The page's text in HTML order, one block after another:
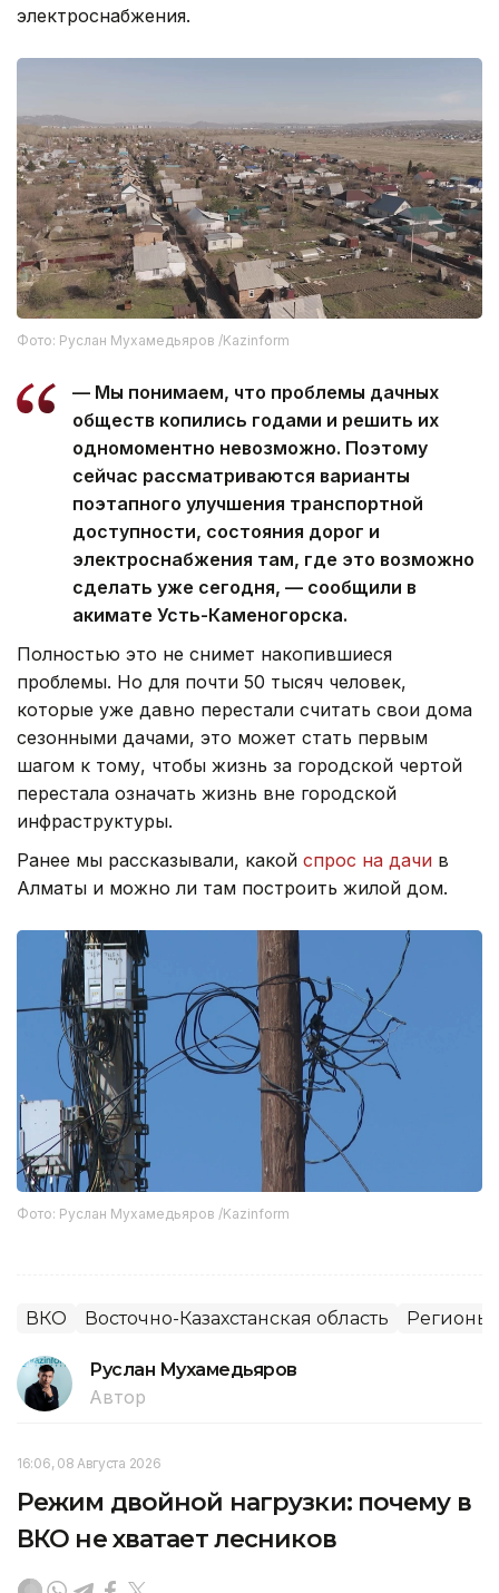
электроснабжения.
Фото: Руслан Мухамедьяров /Kazinform
— Мы понимаем, что проблемы дачных
обществ копились годами и решить их
одномоментно невозможно. Поэтому
сейчас рассматриваются варианты
поэтапного улучшения транспортной
доступности, состояния дорог и
электроснабжения там, где это возможно
сделать уже сегодня, — сообщили в
акимате Усть-Каменогорска.
Полностью это не снимет накопившиеся
проблемы. Но для почти 50 тысяч человек,
которые уже давно перестали считать свои дома
сезонными дачами, это может стать первым
шагом к тому, чтобы жизнь за городской чертой
перестала означать жизнь вне городской
инфраструктуры.
Ранее мы рассказывали, какой спрос на дачи в
Алматы и можно ли там построить жилой дом.
Фото: Руслан Мухамедьяров /Kazinform
ВКО Восточно-Казахстанская область Регионы
Руслан Мухамедьяров
Автор
16:06, 08 Августа 2026
Режим двойной нагрузки: почему в
ВКО не хватает лесников